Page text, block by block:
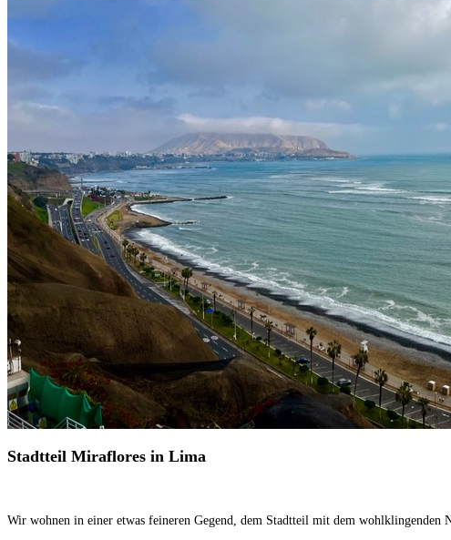
Stadtteil Miraflores in Lima
Wir wohnen in einer etwas feineren Gegend, dem Stadtteil mit dem wohlklingenden